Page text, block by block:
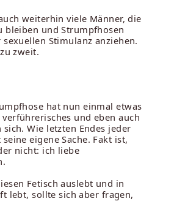
weiterhin viele Männer, die
bleiben und Strumpfhosen
Stimulanz anziehen.
zweit.
hat nun einmal etwas
und eben auch
Wie letzten Endes jeder
eigene Sache. Fakt ist,
nicht: ich liebe
Fetisch auslebt und in
lebt, sollte sich aber fragen,